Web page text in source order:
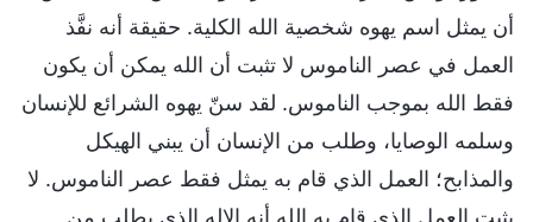
أن يمثل اسم يهوه شخصية الله الكلية. حقيقة أنه نفَّذ
العمل في عصر الناموس لا تثبت أن الله يمكن أن يكون
فقط الله بموجب الناموس. لقد سنّ يهوه الشرائع للإنسان
وسلمه الوصايا، وطلب من الإنسان أن يبني الهيكل
والمذابح؛ العمل الذي قام به يمثل فقط عصر الناموس. لا
يثبت العمل الذي قام به الله أنه الإله الذي يطلب من